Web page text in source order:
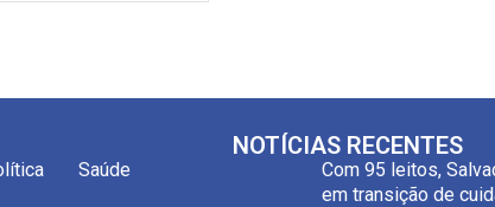
Saúde
NOTÍCIAS RECENTES
Com 95 leitos,
em transição de